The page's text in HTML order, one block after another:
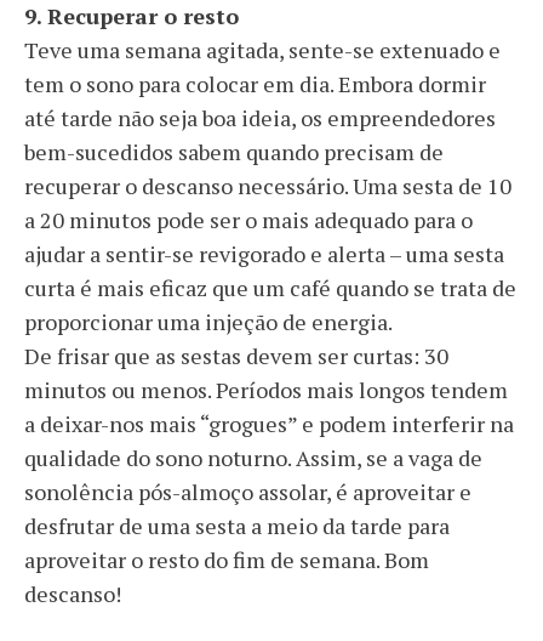
9. Recuperar o resto
Teve uma semana agitada, sente-se extenuado e
tem o sono para colocar em dia. Embora dormir
até tarde não seja boa ideia, os empreendedores
bem-sucedidos sabem quando precisam de
recuperar o descanso necessário. Uma sesta de 10
a 20 minutos pode ser o mais adequado para o
ajudar a sentir-se revigorado e alerta – uma sesta
curta é mais eficaz que um café quando se trata de
proporcionar uma injeção de energia.
De frisar que as sestas devem ser curtas: 30
minutos ou menos. Períodos mais longos tendem
a deixar-nos mais “grogues” e podem interferir na
qualidade do sono noturno. Assim, se a vaga de
sonolência pós-almoço assolar, é aproveitar e
desfrutar de uma sesta a meio da tarde para
aproveitar o resto do fim de semana. Bom
descanso!